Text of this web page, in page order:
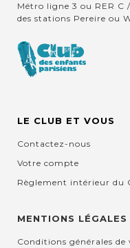
Métro ligne 3 ou RER C
des stations Pereire ou
LE CLUB ET VOUS
Contactez-nous
Votre compte
Règlement intérieur du
MENTIONS LÉGALES
Conditions générales de